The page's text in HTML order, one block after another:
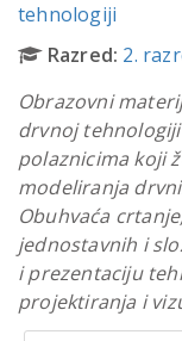
tehnologiji
Razred: 2.
Obrazovni
drvnoj
polaznicima koji
modeliranja
Obuhvaća
jednostavnih i
i prezentaciju
projektiranja i